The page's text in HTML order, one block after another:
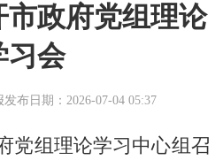
政府党组理论
习会
发布日期：2026-07-04 05:37
党组理论学习中心组召